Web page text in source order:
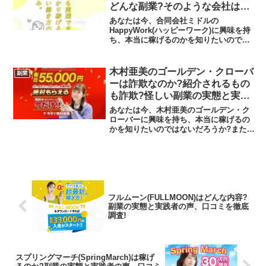
どんな副業?そのような会社は存
在しない?高額費用請求?怪しい
副業の実態と実践者の声、口コミ
を徹底調査
あなたは今、合同会社ミドルの
HappyWork(ハッピーワーク)に興味を持
ち、本当に稼げるのかを知りたいのでは
ようとしているのではないだろうか？答
えを言うと...
副業
木村亜美のゴールデン・クローバ
ーは詐欺なのか?紹介されるもの
も詐欺?怪しい副業の実態と実践
者の声、口コミを徹底調査！
あなたは今、木村亜美のゴールデン・ク
ローバーに興味を持ち、本当に稼げるの
かを知りたいのではないだろうか?また、
フルムーン(FULLMOON)はどんな内容?
副業の実態と実践者の声、口コミを徹底
調査!
スプリングマーチ(SpringMarch)は稼げ